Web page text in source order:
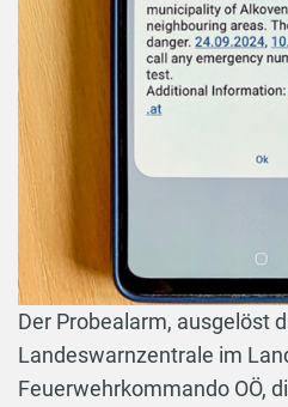
Der Probealarm, ausgelöst
Landeswarnzentrale im
Feuerwehrkommando OÖ,